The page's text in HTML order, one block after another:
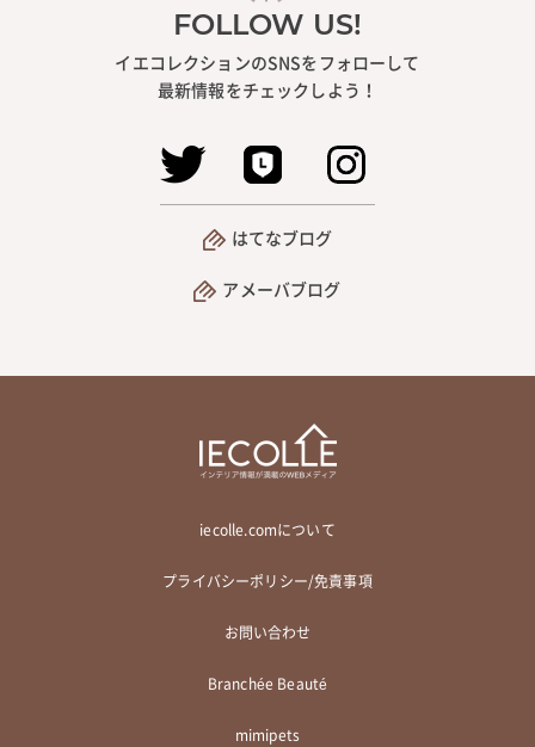
FOLLOW US!
イエコレクションのSNSをフォローして
最新情報をチェックしよう！
はてなブログ
アメーバブログ
iecolle.comについて
プライバシーポリシー/免責事項
お問い合わせ
Branchée Beauté
mimipets